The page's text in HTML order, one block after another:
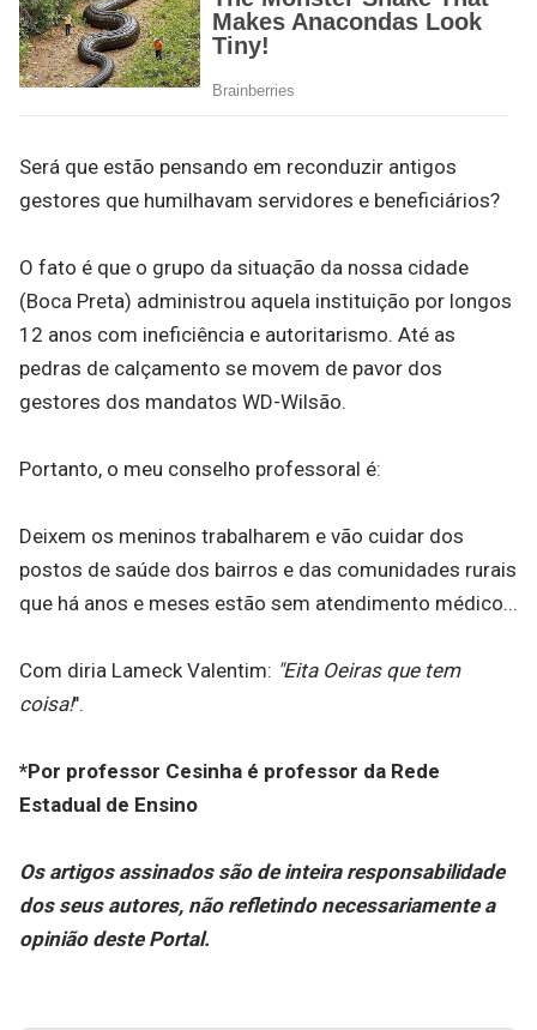
Será que estão pensando em reconduzir antigos
gestores que humilhavam servidores e beneficiários?
O fato é que o grupo da situação da nossa cidade
(Boca Preta) administrou aquela instituição por longos
12 anos com ineficiência e autoritarismo. Até as
pedras de calçamento se movem de pavor dos
gestores dos mandatos WD-Wilsão.
Portanto, o meu conselho professoral é:
Deixem os meninos trabalharem e vão cuidar dos
postos de saúde dos bairros e das comunidades rurais
que há anos e meses estão sem atendimento médico...
Com diria Lameck Valentim: "Eita Oeiras que tem
coisa!".
*Por professor Cesinha é professor da Rede
Estadual de Ensino
Os artigos assinados são de inteira responsabilidade
dos seus autores, não refletindo necessariamente a
opinião deste Portal.